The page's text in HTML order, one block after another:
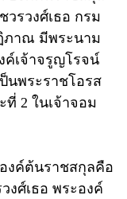
วรวงศ์เธอ กรม
ภาณ มีพระนาม
ค์เจ้าจรูญโรจน์
ป็นพระราชโอรส
ที่ 2 ในเจ้าจอม
ค์ต้นราชสกุลคือ
งศ์เธอ พระองค์